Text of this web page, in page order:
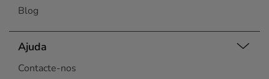
Blog
Ajuda
Contacte-nos